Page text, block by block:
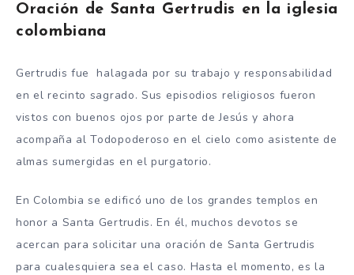
Oración de Santa Gertrudis en la iglesia
colombiana
Gertrudis fue halagada por su trabajo y responsabilidad
en el recinto sagrado. Sus episodios religiosos fueron
vistos con buenos ojos por parte de Jesús y ahora
acompaña al Todopoderoso en el cielo como asistente de
almas sumergidas en el purgatorio.
En Colombia se edificó uno de los grandes templos en
honor a Santa Gertrudis. En él, muchos devotos se
acercan para solicitar una oración de Santa Gertrudis
para cualesquiera sea el caso. Hasta el momento, es la